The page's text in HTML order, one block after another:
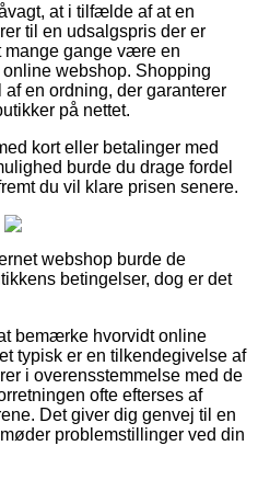
at i tilfælde af at en
til en udsalgspris der er
mange gange være en
webshop. Shopping
en ordning, der garanterer
på nettet.
kort eller betalinger med
burde du drage fordel
du vil klare prisen senere.
webshop burde de
betingelser, dog er det
bemærke hvorvidt online
typisk er en tilkendegivelse af
i overensstemmelse med de
ofte efterses af
Det giver dig genvej til en
problemstillinger ved din